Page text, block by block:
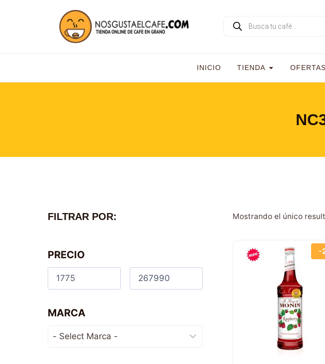
INICIO TIENDA OFERTAS
Mostrando el único
-
FILTRAR POR:
PRECIO
MARCA